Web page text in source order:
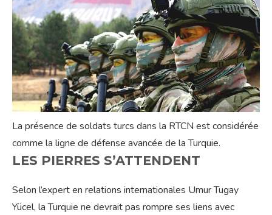
La présence de soldats turcs dans la RTCN est considérée
comme la ligne de défense avancée de la Turquie.
LES PIERRES S’ATTENDENT
Selon l’expert en relations internationales Umur Tugay
Yücel, la Turquie ne devrait pas rompre ses liens avec